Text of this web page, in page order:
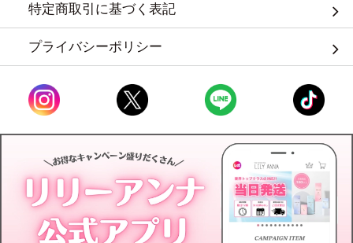
特定商取引に基づく表記
プライバシーポリシー